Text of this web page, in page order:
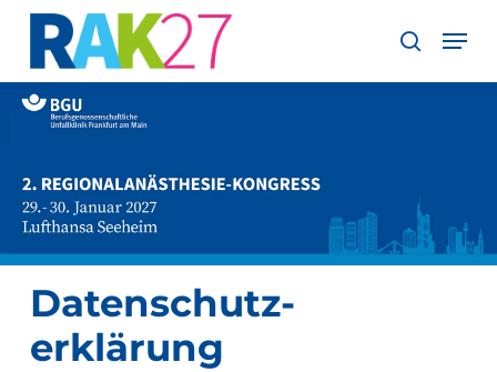
Skip
main
content
search
Datenschutz­
erklärung